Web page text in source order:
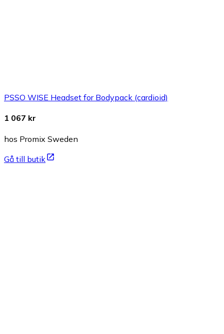
PSSO WISE Headset for Bodypack (cardioid)
1 067 kr
hos Promix Sweden
Gå till butik